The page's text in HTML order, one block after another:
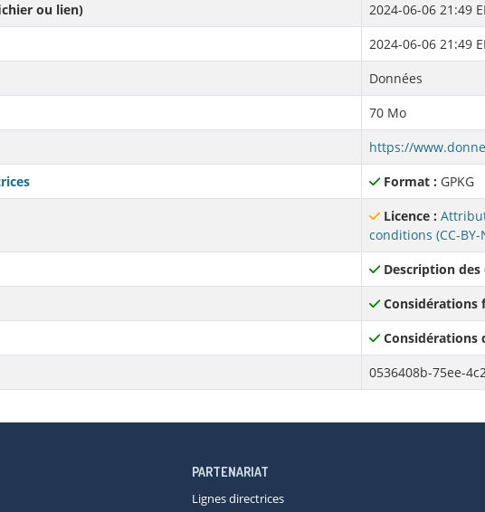
ou lien)
2024-06-06 21:49
2024-06-06 21:49
Données
70 Mo
Format : GPKG
Licence :
conditions (CC-BY-
Description des
Considérations
Considérations
0536408b-75ee-
PARTENARIAT
Lignes directrices